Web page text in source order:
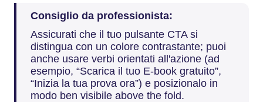
Consiglio da professionista:
Assicurati che il tuo pulsante CTA si
distingua con un colore contrastante; puoi
anche usare verbi orientati all'azione (ad
esempio, “Scarica il tuo E-book gratuito”,
“Inizia la tua prova ora”) e posizionalo in
modo ben visibile above the fold.